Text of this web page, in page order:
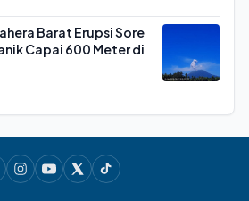
Barat Erupsi Sore
Capai 600 Meter di